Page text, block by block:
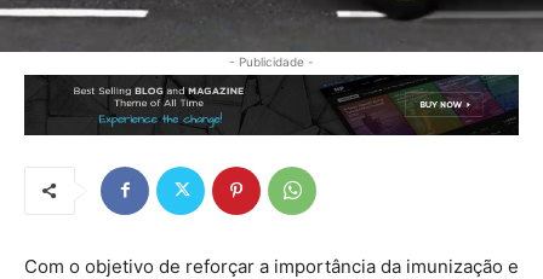
- Publicidade -
Com o objetivo de reforçar a importância da imunização e